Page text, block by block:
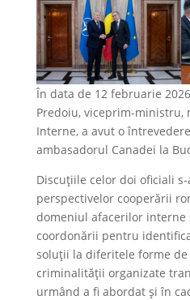
În data de 12 februarie
Predoiu, viceprim-
Interne, a avut o
ambasadorul Canadei la
Discuțiile celor doi oficiali
perspectivelor cooperării
domeniul afacerilor interne
coordonării pentru
soluții la diferitele forme de
criminalității organizate
urmând a fi abordat și în